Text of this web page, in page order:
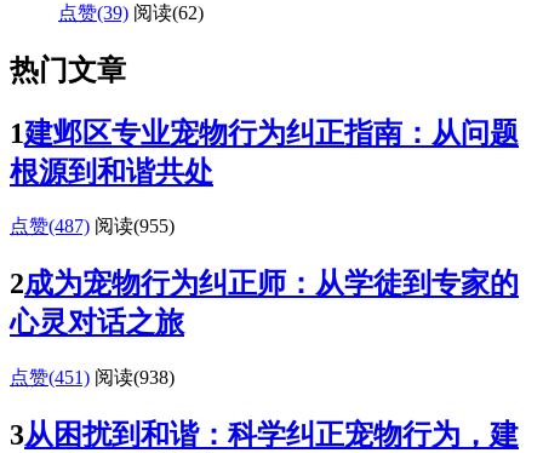
点赞(39) 阅读(62)
热门文章
1建邺区专业宠物行为纠正指南：从问题
根源到和谐共处
点赞(487) 阅读(955)
2成为宠物行为纠正师：从学徒到专家的
心灵对话之旅
点赞(451) 阅读(938)
3从困扰到和谐：科学纠正宠物行为，建